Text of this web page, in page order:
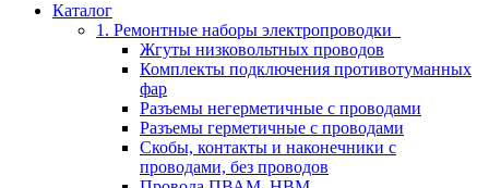
Каталог
1. Ремонтные наборы электропроводки
Жгуты низковольтных проводов
Комплекты подключения противотуманных
фар
Разъемы негерметичные с проводами
Разъемы герметичные с проводами
Скобы, контакты и наконечники с
проводами, без проводов